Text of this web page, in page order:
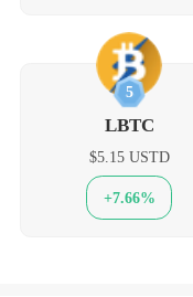
5
LBTC
$5.15 USTD
+7.66%